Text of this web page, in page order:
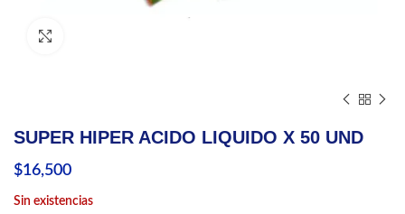
SUPER HIPER ACIDO LIQUIDO X 50 UND
$16,500
Sin existencias